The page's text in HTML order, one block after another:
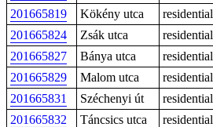
201665819
Kökény utca
residential
201665824
Zsák utca
residential
201665827
Bánya utca
residential
201665829
Malom utca
residential
201665831
Széchenyi út
residential
201665832
Táncsics utca
residential